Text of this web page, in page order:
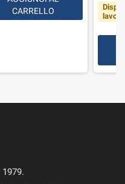
CARRELLO